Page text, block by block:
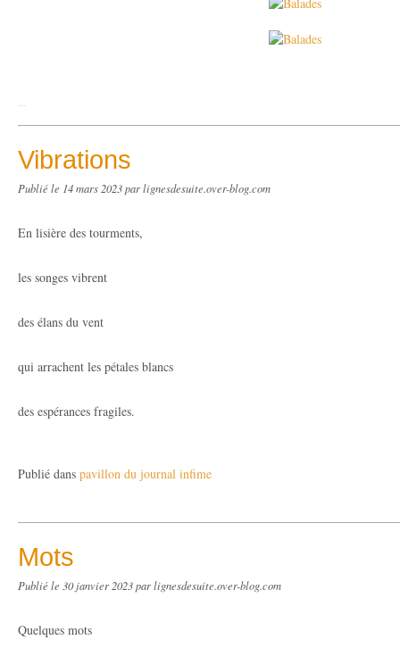
…
Vibrations
Publié le 14 mars 2023par lignesdesuite.over-blog.com
En lisière des tourments,
les songes vibrent
des élans du vent
qui arrachent les pétales blancs
des espérances fragiles.
Publié dans pavillon du journal infime
Mots
Publié le 30 janvier 2023par lignesdesuite.over-blog.com
Quelques mots